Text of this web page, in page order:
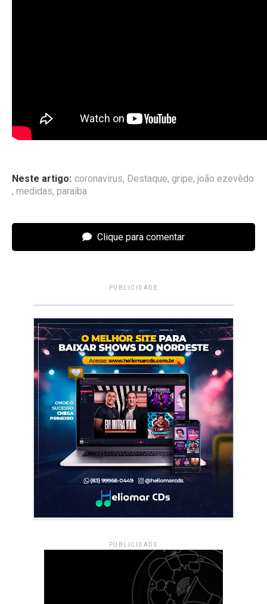
Neste artigo: coronavirus, Destaque, gripe, joão ezevêdo
, medidas, paraiba
Clique para comentar
PUBLICIDADE
PUBLICIDADE